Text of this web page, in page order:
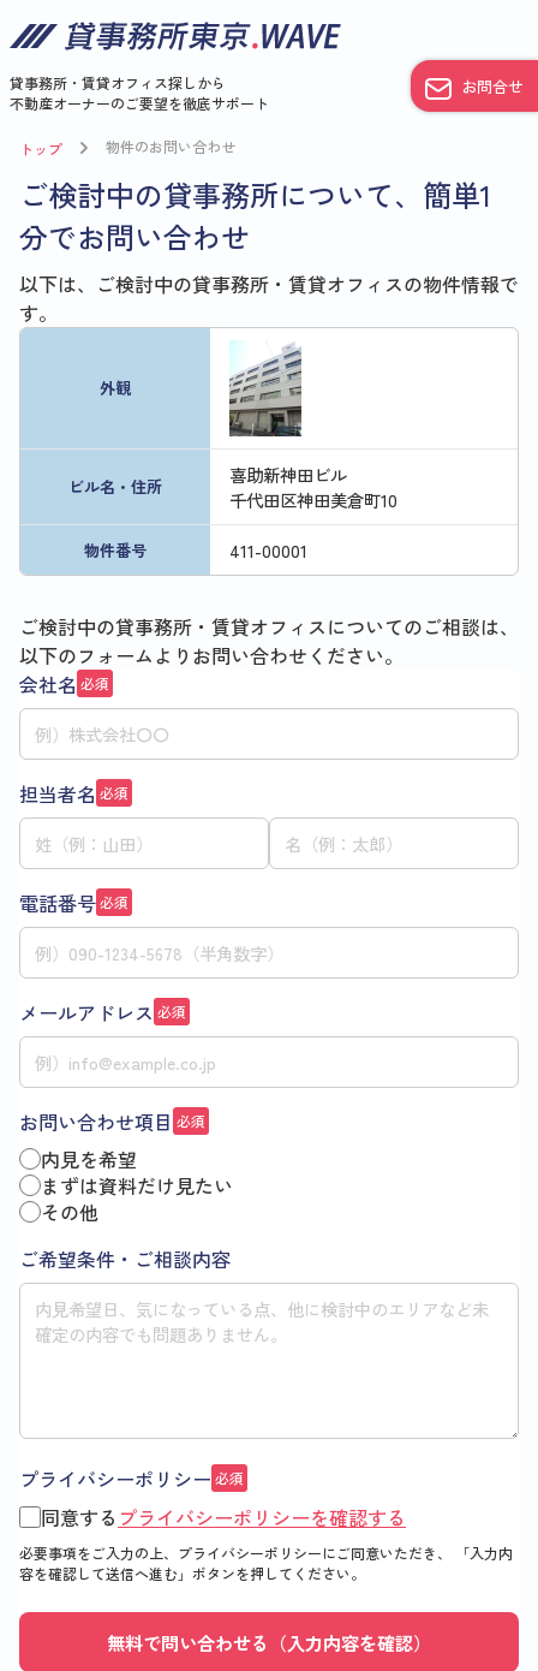
貸事務所・賃貸オフィス探しから
不動産オーナーのご要望を徹底サポート
お問合せ
トップ 物件のお問い合わせ
ご検討中の貸事務所について、簡単1
分でお問い合わせ
以下は、ご検討中の貸事務所・賃貸オフィスの物件情報で
す。
外観
ビル名・住所
喜助新神田ビル
千代田区神田美倉町10
物件番号 411-00001
ご検討中の貸事務所・賃貸オフィスについてのご相談は、
以下のフォームよりお問い合わせください。
会社名 必須
担当者名 必須
電話番号必須
メールアドレス 必須
お問い合わせ項目 必須
内見を希望
まずは資料だけ見たい
その他
ご希望条件・ご相談内容
プライバシーポリシー 必須
同意する プライバシーポリシーを確認する
必要事項をご入力の上、プライバシーポリシーにご同意いただき、
「入力内
容を確認して送信へ進む」 ボタンを押してください。
無料で問い合わせる（入力内容を確認）